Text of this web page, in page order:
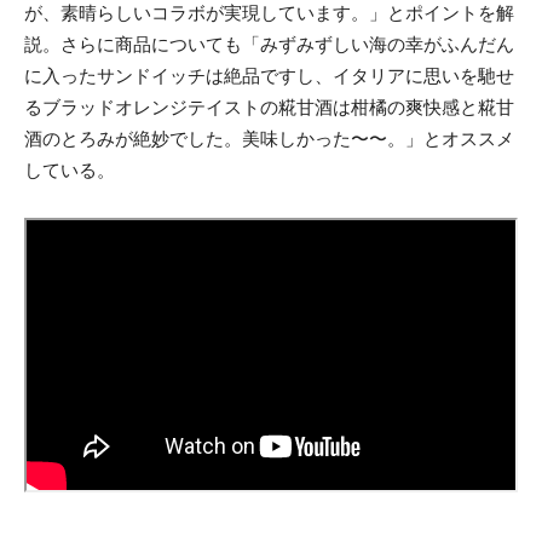
が、素晴らしいコラボが実現しています。」とポイントを解
説。さらに商品についても「みずみずしい海の幸がふんだん
に入ったサンドイッチは絶品ですし、イタリアに思いを馳せ
るブラッドオレンジテイストの糀甘酒は柑橘の爽快感と糀甘
酒のとろみが絶妙でした。美味しかった〜〜。」とオススメ
している。